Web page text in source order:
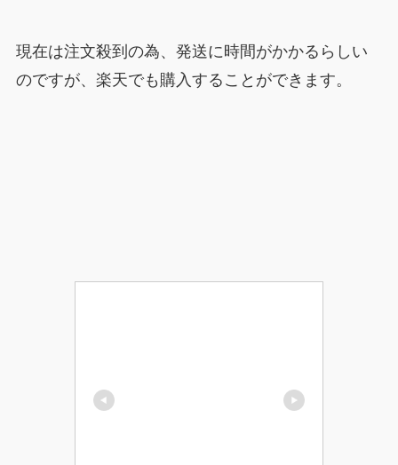
現在は注文殺到の為、発送に時間がかかるらしい
のですが、楽天でも購入することができます。